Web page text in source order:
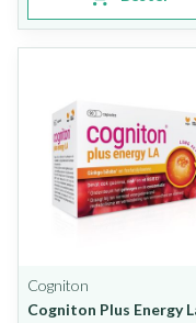
Cogniton
Cogniton Plus Energy